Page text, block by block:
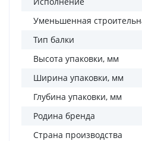
Уменьшенная
Тип балки
Высота упаковки, мм
Ширина упаковки, мм
Глубина упаковки, мм
Родина бренда
Страна производства